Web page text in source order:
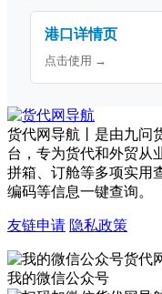
港口详情页
点击使用 →
货代网导航丨是由九问
台，专为货代和外贸从
拼箱、订舱等多项实用
编码等信息一键查询。
友链申请 隐私政策
我的微信公众号